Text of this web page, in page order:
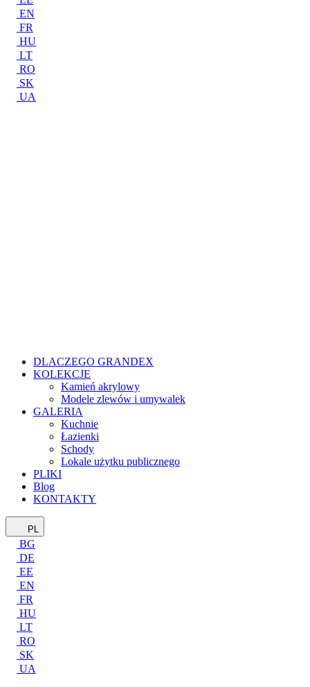
EN
FR
HU
LT
RO
SK
UA
DLACZEGO GRANDEX
KOLEKCJE
Kamień akrylowy
Modele zlewów i umywalek
GALERIA
Kuchnie
Łazienki
Schody
Lokale użytku publicznego
PLIKI
Blog
KONTAKTY
PL
BG
DE
EE
EN
FR
HU
LT
RO
SK
UA